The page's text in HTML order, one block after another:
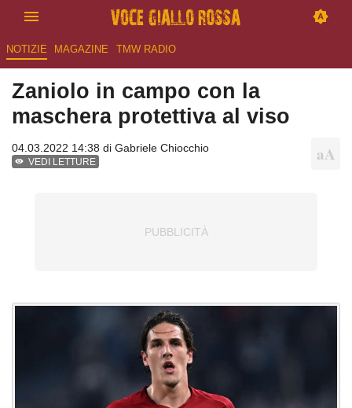
NOTIZIE MAGAZINE TMW RADIO
Zaniolo in campo con la
maschera protettiva al viso
04.03.2022 14:38 di Gabriele Chiocchio
VEDI LETTURE